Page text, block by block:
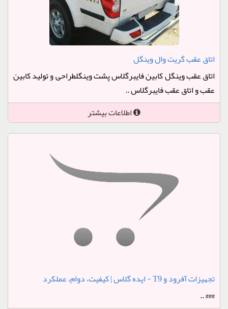
اتاق عقب گریت وال وینگل
اتاق عقب وینگل کابین فایبرگلاس پشت وینگلطراحی و تولید کابین
عقب و اتاق عقب فایبرگلاس ..
اطلاعات بیشتر
تجهیزات آفرود و T9 - ایده گلاس | کیفیت، دوام، عملکرد
### ..